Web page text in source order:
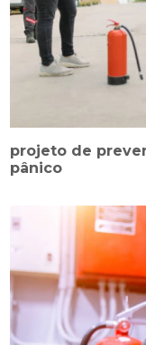
projeto de
pânico